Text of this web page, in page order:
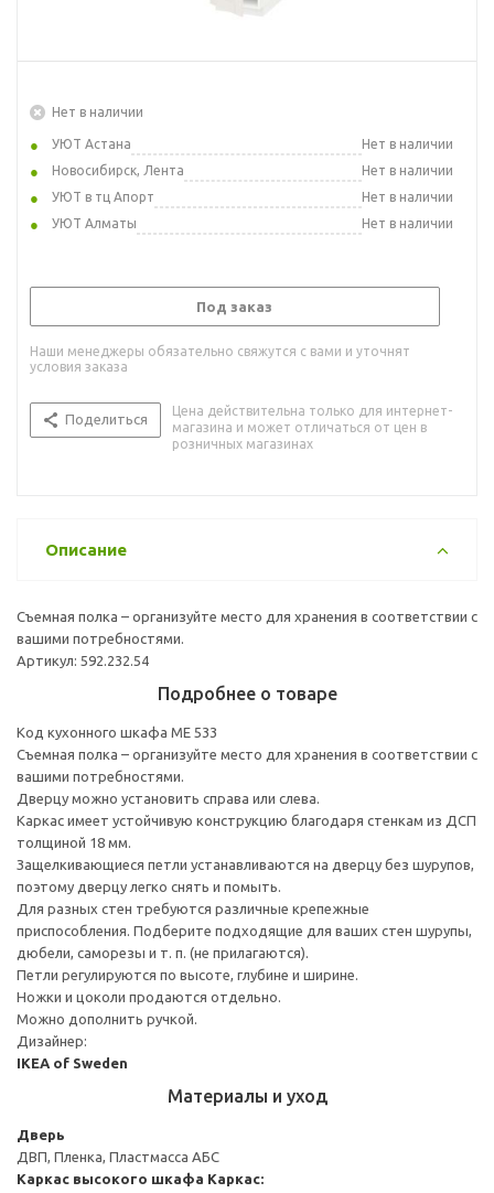
Нет в наличии
УЮТ Астана
Нет в наличии
Новосибирск, Лента
Нет в наличии
УЮТ в тц Апорт
Нет в наличии
УЮТ Алматы
Нет в наличии
Под заказ
Наши менеджеры обязательно свяжутся с вами и уточнят
условия заказа
Поделиться
Цена действительна только для интернет-
магазина и может отличаться от цен в
розничных магазинах
Описание
Съемная полка – организуйте место для хранения в соответствии с
вашими потребностями.
Артикул: 592.232.54
Подробнее о товаре
Код кухонного шкафа ME 533
Съемная полка – организуйте место для хранения в соответствии с
вашими потребностями.
Дверцу можно установить справа или слева.
Каркас имеет устойчивую конструкцию благодаря стенкам из ДСП
толщиной 18 мм.
Защелкивающиеся петли устанавливаются на дверцу без шурупов,
поэтому дверцу легко снять и помыть.
Для разных стен требуются различные крепежные
приспособления. Подберите подходящие для ваших стен шурупы,
дюбели, саморезы и т. п. (не прилагаются).
Петли регулируются по высоте, глубине и ширине.
Ножки и цоколи продаются отдельно.
Можно дополнить ручкой.
Дизайнер:
IKEA of Sweden
Материалы и уход
Дверь
ДВП, Пленка, Пластмасса АБС
Каркас высокого шкафа Каркас: